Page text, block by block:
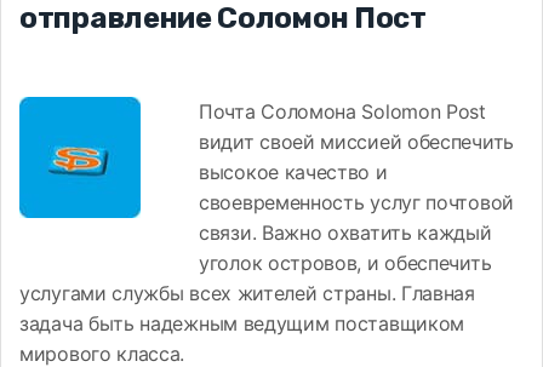
отправление Соломон Пост
Почта Соломона Solomon Post
видит своей миссией обеспечить
высокое качество и
своевременность услуг почтовой
связи. Важно охватить каждый
уголок островов, и обеспечить
услугами службы всех жителей страны. Главная
задача быть надежным ведущим поставщиком
мирового класса.